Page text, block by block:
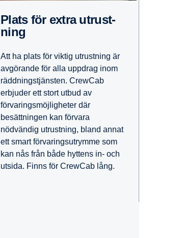
Plats för extra utrust­
ning
Att ha plats för viktig utrustning är
avgörande för alla uppdrag inom
räddningstjänsten. CrewCab
erbjuder ett stort utbud av
förvaringsmöjligheter där
besättningen kan förvara
nödvändig utrustning, bland annat
ett smart förvaringsutrymme som
kan nås från både hyttens in- och
utsida. Finns för CrewCab lång.